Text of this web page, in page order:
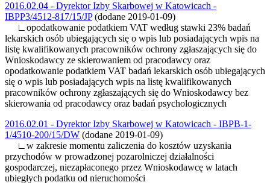
2016.02.04 - Dyrektor Izby Skarbowej w Katowicach -
IBPP3/4512-817/15/JP (dodane 2019-01-09)
∟opodatkowanie podatkiem VAT według stawki 23% badań
lekarskich osób ubiegających się o wpis lub posiadających wpis na
listę kwalifikowanych pracowników ochrony zgłaszających się do
Wnioskodawcy ze skierowaniem od pracodawcy oraz
opodatkowanie podatkiem VAT badań lekarskich osób ubiegających
się o wpis lub posiadających wpis na listę kwalifikowanych
pracowników ochrony zgłaszających się do Wnioskodawcy bez
skierowania od pracodawcy oraz badań psychologicznych
2016.02.01 - Dyrektor Izby Skarbowej w Katowicach - IBPB-1-
1/4510-200/15/DW (dodane 2019-01-09)
∟w zakresie momentu zaliczenia do kosztów uzyskania
przychodów w prowadzonej pozarolniczej działalności
gospodarczej, niezapłaconego przez Wnioskodawcę w latach
ubiegłych podatku od nieruchomości